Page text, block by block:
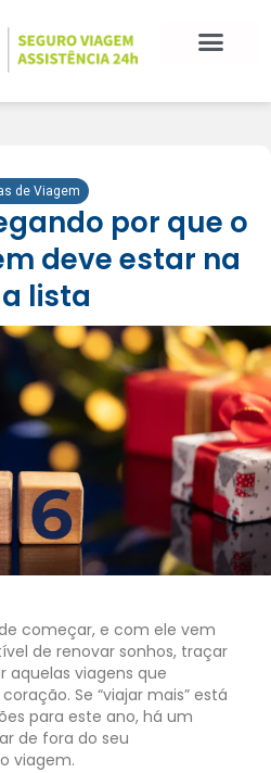
de Viagem
por que o
deve estar na
lista
começar, e com ele vem
de renovar sonhos, traçar
aquelas viagens que
Se “viajar mais” está
para este ano, há um
de fora do seu
viagem.